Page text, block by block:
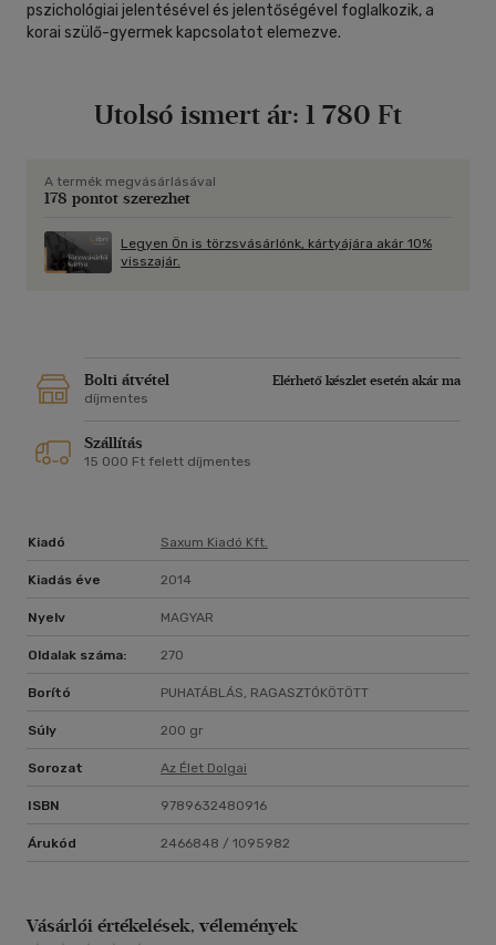
pszichológiai jelentésével és jelentőségével foglalkozik, a
korai szülő-gyermek kapcsolatot elemezve.
Utolsó ismert ár: 1 780 Ft
A termék megvásárlásával
178 pontot szerezhet
Legyen Ön is törzsvásárlónk, kártyájára akár 10%
visszajár.
Bolti átvétel
Elérhető készlet esetén akár ma
díjmentes
Szállítás
15 000 Ft felett díjmentes
Kiadó Saxum Kiadó Kft.
Kiadás éve 2014
Nyelv MAGYAR
Oldalak száma: 270
Borító PUHATÁBLÁS, RAGASZTÓKÖTÖTT
Súly 200 gr
Sorozat Az Élet Dolgai
ISBN 9789632480916
Árukód 2466848 / 1095982
Vásárlói értékelések, vélemények